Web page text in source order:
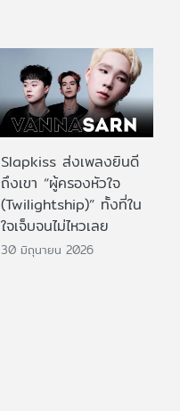
Slapkiss ส่งเพลงยินดี
ถึงเขา “ผู้ครองหัวใจ
(Twilightship)” ทั้งที่ใน
ใจเจ็บจนไม่ไหวเลย
30 มิถุนายน 2026